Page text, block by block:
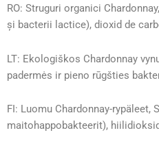
RO: Struguri organici
și bacterii lactice), dioxid de
LT: Ekologiškos Chardonnay
padermės ir pieno rūgšties
FI: Luomu Chardonnay-
maitohappobakteerit),